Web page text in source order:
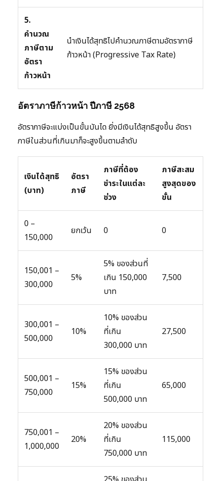
5.
คำนวณ
ภาษีตาม
อัตรา
ก้าวหน้า
นำเงินได้สุทธิไปคำนวณภาษีตามอัตราภาษี
ก้าวหน้า (Progressive Tax Rate)
อัตราภาษีก้าวหน้า ปีภาษี 2568
อัตราภาษีจะแบ่งเป็นขั้นบันได ยิ่งมีเงินได้สุทธิสูงขึ้น อัตรา
ภาษีในส่วนที่เกินมาก็จะสูงขึ้นตามลำดับ
เงินได้สุทธิ
(บาท)
อัตรา
ภาษี
ภาษีที่ต้อง
ชำระในแต่ละ
ช่วง
ภาษีสะสม
สูงสุดของ
ขั้น
0 –
150,000
ยกเว้น 0 0
150,001 –
300,000
5%
5% ของส่วนที่
เกิน 150,000
บาท
7,500
300,001 –
500,000
10%
10% ของส่วน
ที่เกิน
300,000 บาท
27,500
500,001 –
750,000
15%
15% ของส่วน
ที่เกิน
500,000 บาท
65,000
750,001 –
1,000,000
20%
20% ของส่วน
ที่เกิน
750,000 บาท
115,000